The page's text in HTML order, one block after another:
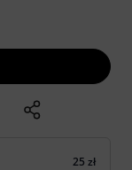
25 zł